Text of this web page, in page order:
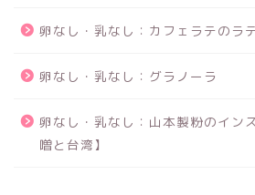
卵なし・乳なし：カフェラテのラ
卵なし・乳なし：グラノーラ
卵なし・乳なし：山本製粉のイン
噌と台湾】